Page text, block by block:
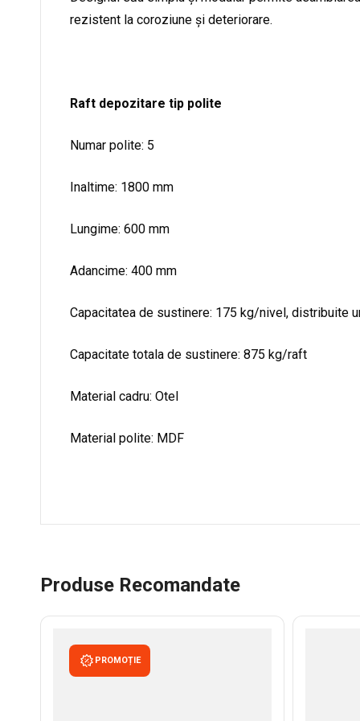
rezistent la coroziune și deteriorare.
Raft depozitare tip polite
Numar polite: 5
Inaltime: 1800 mm
Lungime: 600 mm
Adancime: 400 mm
Capacitatea de sustinere: 175 kg/nivel, distribuite
Capacitate totala de sustinere: 875 kg/raft
Material cadru: Otel
Material polite: MDF
Produse Recomandate
PROMOȚIE